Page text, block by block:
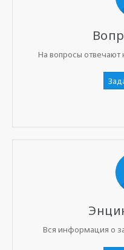
На вопросы
Вся информация о